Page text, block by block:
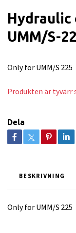
Hydraulic
UMM/S-
Only for UMM/S 225
Produkten är tyvärr
Dela
BESKRIVNING
Only for UMM/S 225